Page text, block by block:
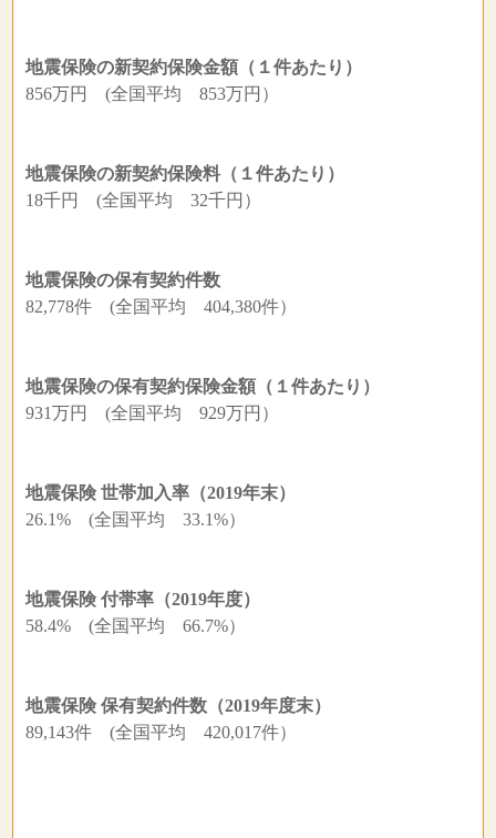
地震保険の新契約保険金額（１件あたり）
856万円 (全国平均 853万円）
地震保険の新契約保険料（１件あたり）
18千円 (全国平均 32千円）
地震保険の保有契約件数
82,778件 (全国平均 404,380件）
地震保険の保有契約保険金額（１件あたり）
931万円 (全国平均 929万円）
地震保険 世帯加入率（2019年末）
26.1% (全国平均 33.1%）
地震保険 付帯率（2019年度）
58.4% (全国平均 66.7%）
地震保険 保有契約件数（2019年度末）
89,143件 (全国平均 420,017件）